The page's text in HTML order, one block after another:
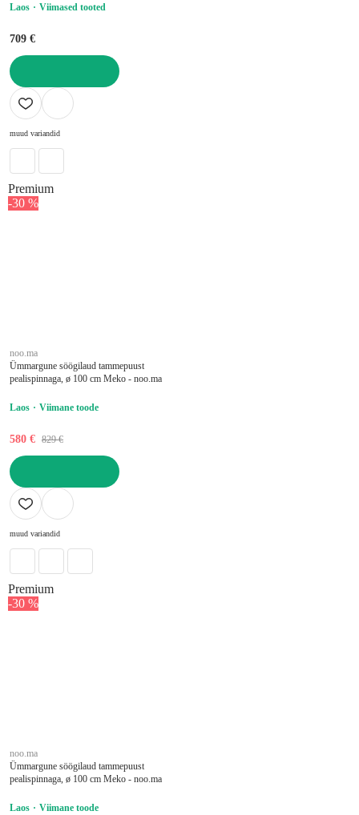
Laos
Viimased tooted
709 €
LISA OSTUKORVI
muud variandid
Premium
-30 %
noo.ma
Ümmargune söögilaud tammepuust
pealispinnaga, ø 100 cm Meko - noo.ma
Laos Viimane toode
580 € 829 €
LISA OSTUKORVI
muud variandid
Premium
-30 %
noo.ma
Ümmargune söögilaud tammepuust
pealispinnaga, ø 100 cm Meko - noo.ma
Laos Viimane toode